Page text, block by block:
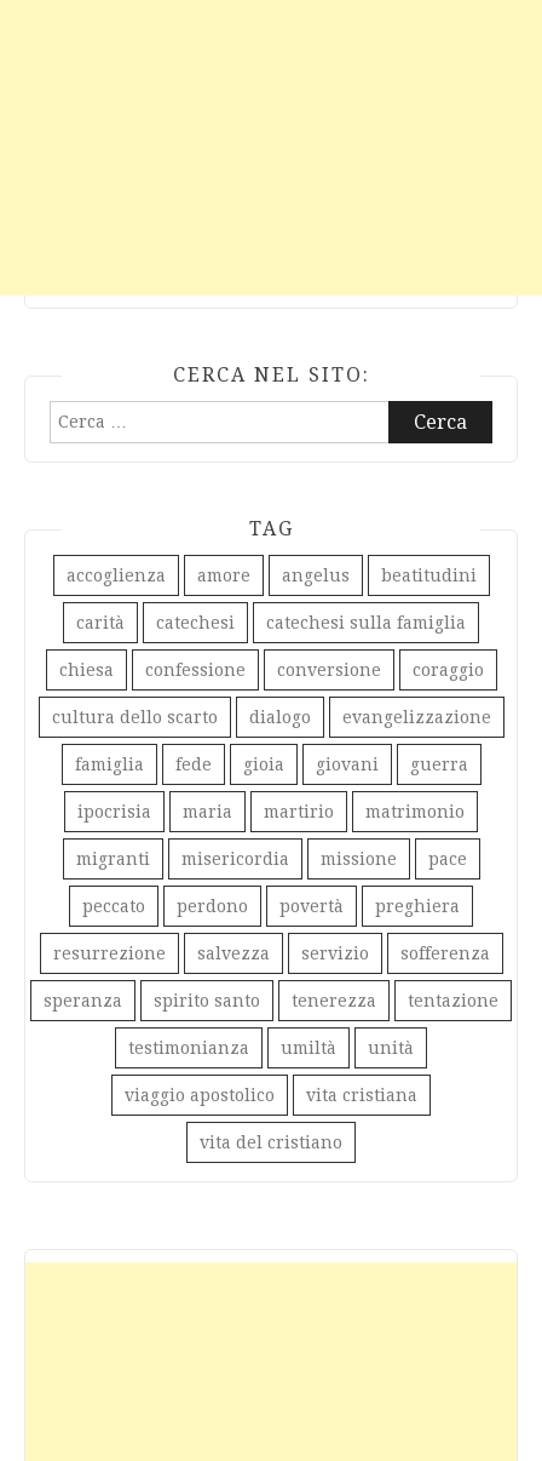
CERCA NEL SITO:
Ricerca
TAG
accoglienza amore angelus beatitudini
carità catechesi catechesi sulla famiglia
chiesa confessione conversione coraggio
cultura dello scarto dialogo evangelizzazione
famiglia fede gioia giovani guerra
ipocrisia maria martirio matrimonio
migranti misericordia missione pace
peccato perdono povertà preghiera
resurrezione salvezza servizio sofferenza
speranza spirito santo tenerezza tentazione
testimonianza umiltà unità
viaggio apostolico vita cristiana
vita del cristiano